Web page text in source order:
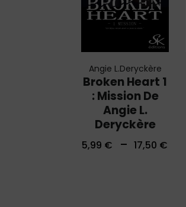
Broken Heart 1
: Mission De
Angie L.
Deryckère
Angie L.Deryckère
5,99 € – 17,50 €